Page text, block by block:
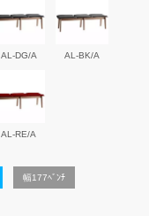
AL-DG/A AL-BK/A
AL-RE/A
幅177ﾍﾞﾝﾁ